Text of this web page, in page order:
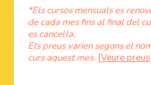
*Els cursos mensuals es
de cada mes fins al final del
es cancel·la.
Els preus varien segons el
curs aquest mes. [Veure